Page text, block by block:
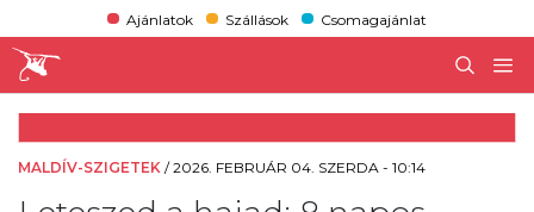
Ajánlatok Szállások Csomagajánlat
MALDÍV-SZIGETEK /2026. FEBRUÁR 04. SZERDA - 10:14